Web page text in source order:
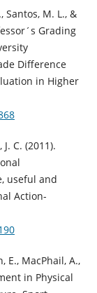
Santos, M. L., &
Grading
Difference
in Higher
C. (2011).
useful and
Action-
E., MacPhail, A.,
in Physical